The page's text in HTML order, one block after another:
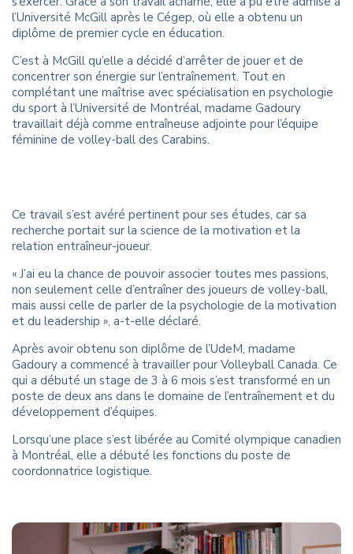
l’Université McGill après le Cégep, où elle a obtenu un
diplôme de premier cycle en éducation.
C’est à McGill qu’elle a décidé d’arrêter de jouer et de
concentrer son énergie sur l’entraînement. Tout en
complétant une maîtrise avec spécialisation en psychologie
du sport à l’Université de Montréal, madame Gadoury
travaillait déjà comme entraîneuse adjointe pour l’équipe
féminine de volley-ball des Carabins.
Ce travail s’est avéré pertinent pour ses études, car sa
recherche portait sur la science de la motivation et la
relation entraîneur-joueur.
« J’ai eu la chance de pouvoir associer toutes mes passions,
non seulement celle d’entraîner des joueurs de volley-ball,
mais aussi celle de parler de la psychologie de la motivation
et du leadership », a-t-elle déclaré.
Après avoir obtenu son diplôme de l’UdeM, madame
Gadoury a commencé à travailler pour Volleyball Canada. Ce
qui a débuté un stage de 3 à 6 mois s’est transformé en un
poste de deux ans dans le domaine de l’entraînement et du
développement d’équipes.
Lorsqu’une place s’est libérée au Comité olympique canadien
à Montréal, elle a débuté les fonctions du poste de
coordonnatrice logistique.